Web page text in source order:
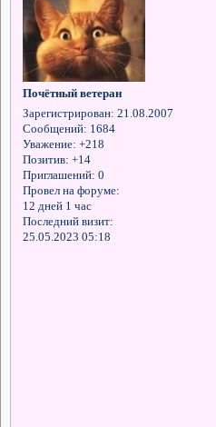
Почётный ветеран
Зарегистрирован: 21.08.2007
Сообщений: 1684
Уважение: +218
Позитив: +14
Приглашений: 0
Провел на форуме:
12 дней 1 час
Последний визит:
25.05.2023 05:18